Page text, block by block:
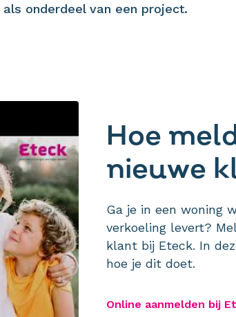
onderdeel van een project.
Hoe
nieuwe
Ga je in een woning
verkoeling levert?
klant bij Eteck. In
hoe je dit doet.
Online aanmelden bij